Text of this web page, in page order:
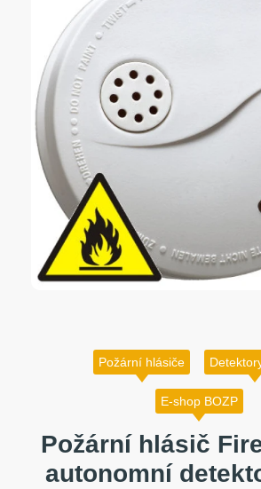
Požární hlásiče
E-shop BOZP
Požární hlásič
autonomní